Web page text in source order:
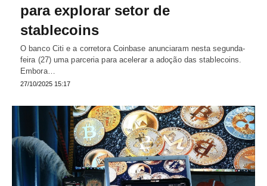
para explorar setor de
stablecoins
O banco Citi e a corretora Coinbase anunciaram nesta segunda-
feira (27) uma parceria para acelerar a adoção das stablecoins.
Embora…
27/10/2025 15:17